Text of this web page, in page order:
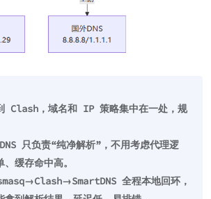
Clash，域名和 IP 策略集中在一处，规
只负责“纯净解析”，不用考虑代理逻
缓存命中高。
全程本地回环，